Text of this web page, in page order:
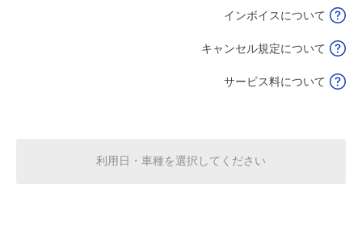
¥600
入出庫不可 0:00～6:00
インボイスについて
キャンセル規定について
サービス料について
利用日・車種を選択してください